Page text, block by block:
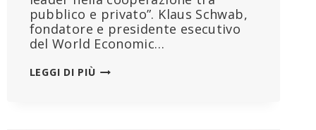
pubblico e privato”. Klaus Schwab,
fondatore e presidente esecutivo
del World Economic…
LEGGI DI PIÙKLAUS